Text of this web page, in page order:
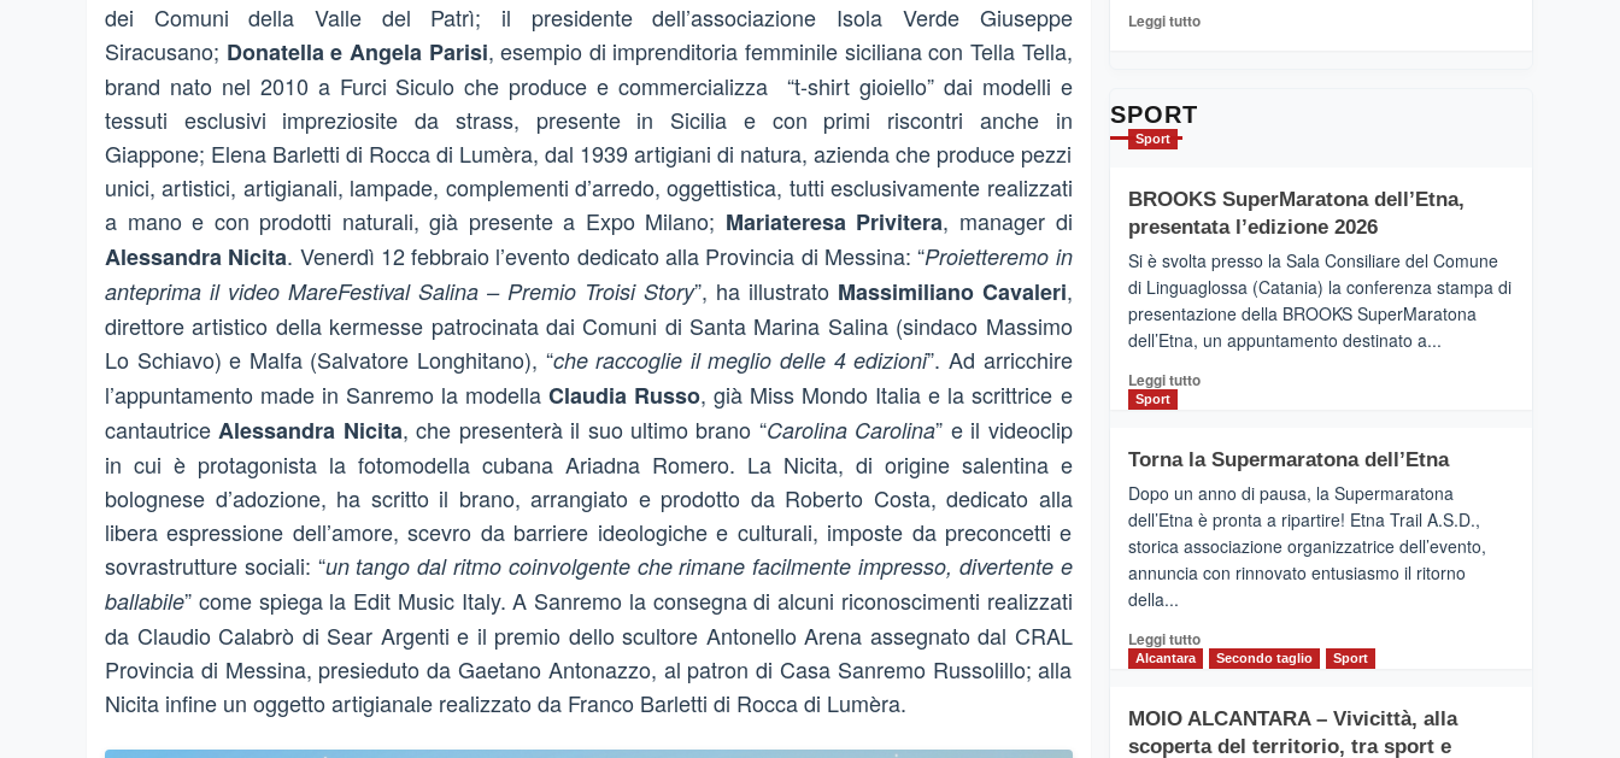
dei Comuni della Valle del Patrì; il presidente dell’associazione Isola Verde Giuseppe
Siracusano; Donatella e Angela Parisi, esempio di imprenditoria femminile siciliana con Tella Tella,
brand nato nel 2010 a Furci Siculo che produce e commercializza “t-shirt gioiello” dai modelli e
tessuti esclusivi impreziosite da strass, presente in Sicilia e con primi riscontri anche in
Giappone; Elena Barletti di Rocca di Lumèra, dal 1939 artigiani di natura, azienda che produce pezzi
unici, artistici, artigianali, lampade, complementi d’arredo, oggettistica, tutti esclusivamente realizzati
a mano e con prodotti naturali, già presente a Expo Milano; Mariateresa Privitera, manager di
Alessandra Nicita. Venerdì 12 febbraio l’evento dedicato alla Provincia di Messina: “Proietteremo in
anteprima il video MareFestival Salina – Premio Troisi Story”, ha illustrato Massimiliano Cavaleri,
direttore artistico della kermesse patrocinata dai Comuni di Santa Marina Salina (sindaco Massimo
Lo Schiavo) e Malfa (Salvatore Longhitano), “che raccoglie il meglio delle 4 edizioni”. Ad arricchire
l’appuntamento made in Sanremo la modellaClaudia Russo, già Miss Mondo Italia e la scrittrice e
cantautrice Alessandra Nicita, che presenterà il suo ultimo brano “Carolina Carolina” e il videoclip
in cui è protagonista la fotomodella cubana Ariadna Romero. La Nicita, di origine salentina e
bolognese d’adozione, ha scritto il brano, arrangiato e prodotto da Roberto Costa, dedicato alla
libera espressione dell’amore, scevro da barriere ideologiche e culturali, imposte da preconcetti e
sovrastrutture sociali: “un tango dal ritmo coinvolgente che rimane facilmente impresso, divertente e
ballabile” come spiega la Edit Music Italy. A Sanremo la consegna di alcuni riconoscimenti realizzati
da Claudio Calabrò di Sear Argenti e il premio dello scultore Antonello Arena assegnato dal CRAL
Provincia di Messina, presieduto da Gaetano Antonazzo, al patron di Casa Sanremo Russolillo; alla
Nicita infine un oggetto artigianale realizzato da Franco Barletti di Rocca di Lumèra.
dell’Etna
Leggi tuttoLeggi
con
la
Al
via
i
collegamenti
SPORT
Sport
BROOKS SuperMaratona dell’Etna,
presentata l’edizione 2026
Si è svolta presso la Sala Consiliare del Comune
di Linguaglossa (Catania) la conferenza stampa di
presentazione della BROOKS SuperMaratona
dell’Etna, un appuntamento destinato a...
Leggi tuttoLeggi
BROOKS
SuperMaratona
dell’Etna,
presentata
l’edizione
2026
Sport
Torna la Supermaratona dell’Etna
Dopo un anno di pausa, la Supermaratona
dell’Etna è pronta a ripartire! Etna Trail A.S.D.,
storica associazione organizzatrice dell’evento,
annuncia con rinnovato entusiasmo il ritorno
della...
Leggi tuttoLeggi
Torna
la
Alcantara Secondo taglio Sport
MOIO ALCANTARA – Vivicittà, alla
scoperta del territorio, tra sport e